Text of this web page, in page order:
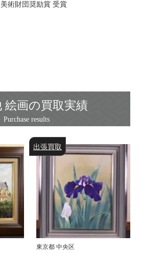
術財団奨励賞 受賞
絵画の買取実績
東京都 中央区
出張買取